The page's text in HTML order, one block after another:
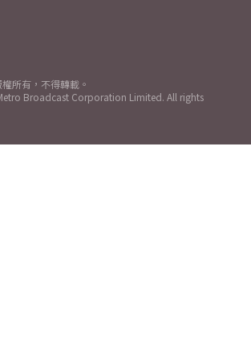
所有，不得轉載。
Broadcast Corporation Limited. All rights